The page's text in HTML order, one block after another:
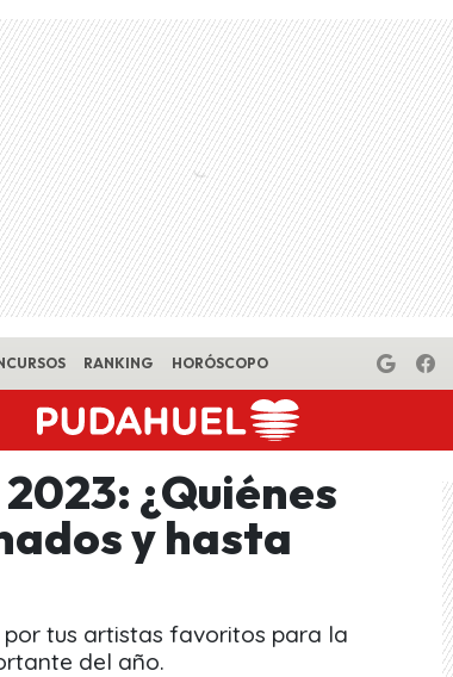
RANKING HORÓSCOPO
¿Quiénes
y hasta
tus artistas favoritos para la
del año.